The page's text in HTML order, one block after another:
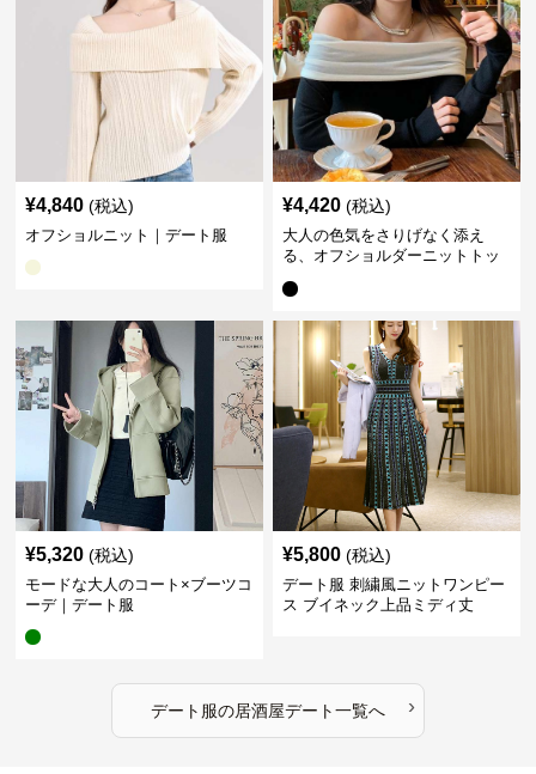
¥4,840 (税込)
オフショルニット｜デート服
¥4,420 (税込)
大人の色気をさりげなく添え
る、オフショルダーニットトッ
¥5,320 (税込)
モードな大人のコート×ブーツコ
ーデ｜デート服
¥5,800 (税込)
デート服 刺繍風ニットワンピー
ス ブイネック上品ミディ丈
デート服の居酒屋デート一覧へ ›